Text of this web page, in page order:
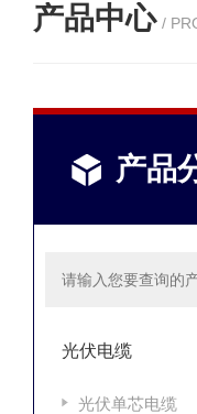
产品中心 /
产品
光伏电缆
光伏单芯电缆